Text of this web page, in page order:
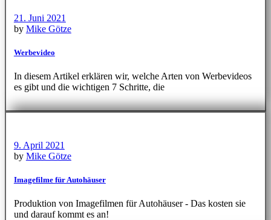
21. Juni 2021
by Mike Götze
Werbevideo
In diesem Artikel erklären wir, welche Arten von Werbevideos
es gibt und die wichtigen 7 Schritte, die
9. April 2021
by Mike Götze
Imagefilme für Autohäuser
Produktion von Imagefilmen für Autohäuser - Das kosten sie
und darauf kommt es an!